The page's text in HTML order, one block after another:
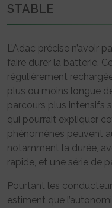
STABLE
L’Adac précise n’avoir
faire durer la batterie.
régulièrement
plus ou moins longue
parcours plus intensifs
qui pourrait expliquer
phénomènes peuvent
notamment la durée,
rapide, et une série de
Pourtant les
estiment que